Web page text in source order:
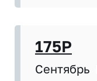
175P
Сентябрь